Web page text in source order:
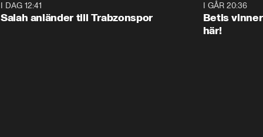
I DAG 12:41
Salah anländer till Trabzonspor
I GÅR 20:36
Betis
här!